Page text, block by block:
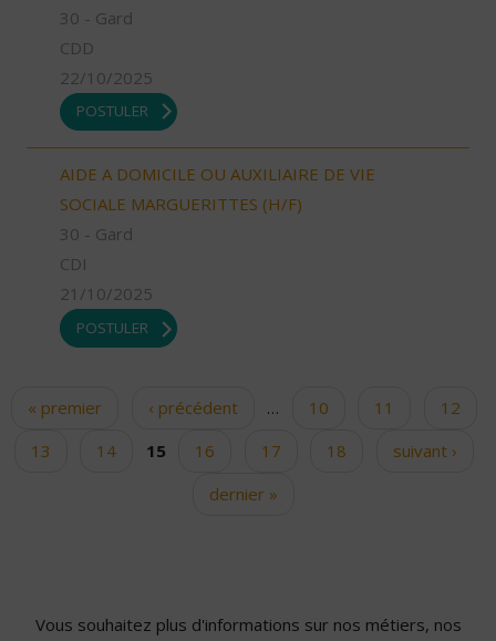
30 - Gard
CDD
22/10/2025
POSTULER
AIDE A DOMICILE OU AUXILIAIRE DE VIE
SOCIALE MARGUERITTES (H/F)
30 - Gard
CDI
21/10/2025
POSTULER
Pages
« premier ‹ précédent … 10 11
12
13
14 15 16 17 18
suivant ›
dernier »
Vous souhaitez plus d'informations sur nos métiers, nos